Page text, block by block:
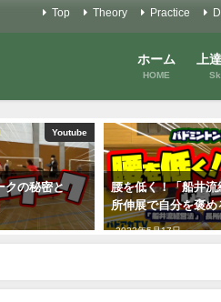
Top Theory Practice
ホーム
HOME
上
Youtube
流経営法」長
める！
バドミントンアカデ
会〜プッシュレシー
2022年12月12日